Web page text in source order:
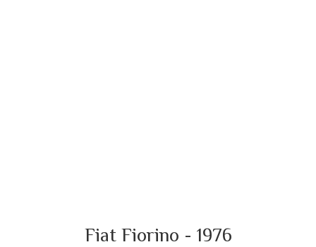
Fiat Fiorino - 1976